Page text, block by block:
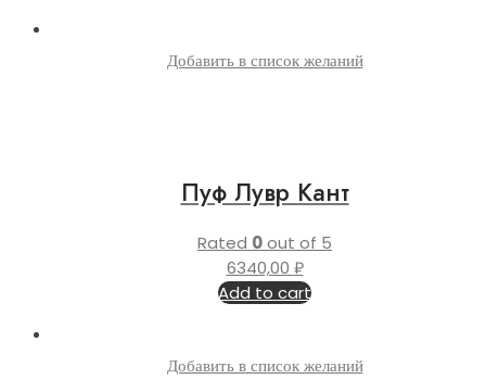
Добавить в список желаний
Пуф Лувр Кант
Rated 0out of 5
6340,00 ₽
Add to cart
Добавить в список желаний